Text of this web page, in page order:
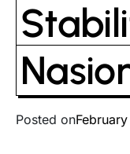
Posted on